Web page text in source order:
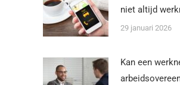
niet altijd
29 januari 2026
Kan een